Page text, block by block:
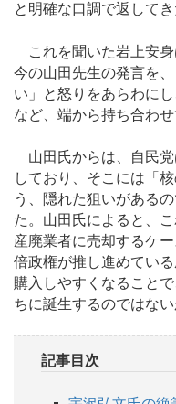
と明確な口調で返してき
これを聞いた岩上安身
今の山田先生の発言を
い」と怒りをあらわに
など、端から持ち合わ
山田氏からは、自民党
しており、そこには「
う、隠れた狙いがある
た。山田氏によると、
産廃業者に売却するケ
倍政権が推し進めてい
購入しやすくなること
ちに誕生するのではな
記事目次